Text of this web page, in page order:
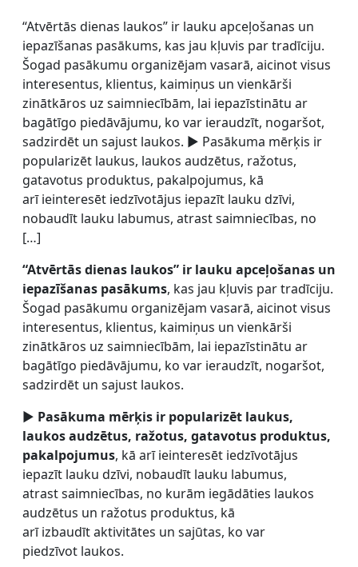
“Atvērtās dienas laukos” ir lauku apceļošanas un
iepazīšanas pasākums, kas jau kļuvis par tradīciju.
Šogad pasākumu organizējam vasarā, aicinot visus
interesentus, klientus, kaimiņus un vienkārši
zinātkāros uz saimniecībām, lai iepazīstinātu ar
bagātīgo piedāvājumu, ko var ieraudzīt, nogaršot,
sadzirdēt un sajust laukos. ► Pasākuma mērķis ir
popularizēt laukus, laukos audzētus, ražotus,
gatavotus produktus, pakalpojumus, kā
arī ieinteresēt iedzīvotājus iepazīt lauku dzīvi,
nobaudīt lauku labumus, atrast saimniecības, no
[…]
“Atvērtās dienas laukos” ir lauku apceļošanas un
iepazīšanas pasākums, kas jau kļuvis par tradīciju.
Šogad pasākumu organizējam vasarā, aicinot visus
interesentus, klientus, kaimiņus un vienkārši
zinātkāros uz saimniecībām, lai iepazīstinātu ar
bagātīgo piedāvājumu, ko var ieraudzīt, nogaršot,
sadzirdēt un sajust laukos.
► Pasākuma mērķis ir popularizēt laukus,
laukos audzētus, ražotus, gatavotus produktus,
pakalpojumus, kā arī ieinteresēt iedzīvotājus
iepazīt lauku dzīvi, nobaudīt lauku labumus,
atrast saimniecības, no kurām iegādāties laukos
audzētus un ražotus produktus, kā
arī izbaudīt aktivitātes un sajūtas, ko var
piedzīvot laukos.